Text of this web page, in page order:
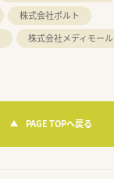
株式会社ポルト
株式会社メディモール
PAGE TOPへ戻る